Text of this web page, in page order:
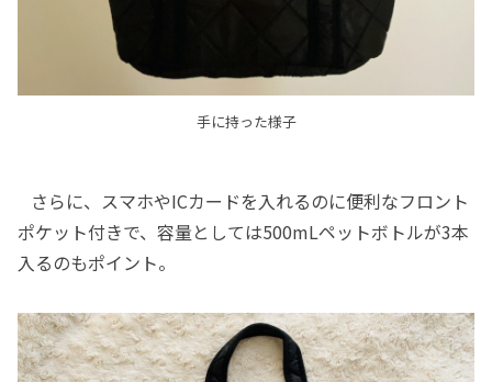
手に持った様子
さらに、スマホやICカードを入れるのに便利なフロント
ポケット付きで、容量としては500mLペットボトルが3本
入るのもポイント。